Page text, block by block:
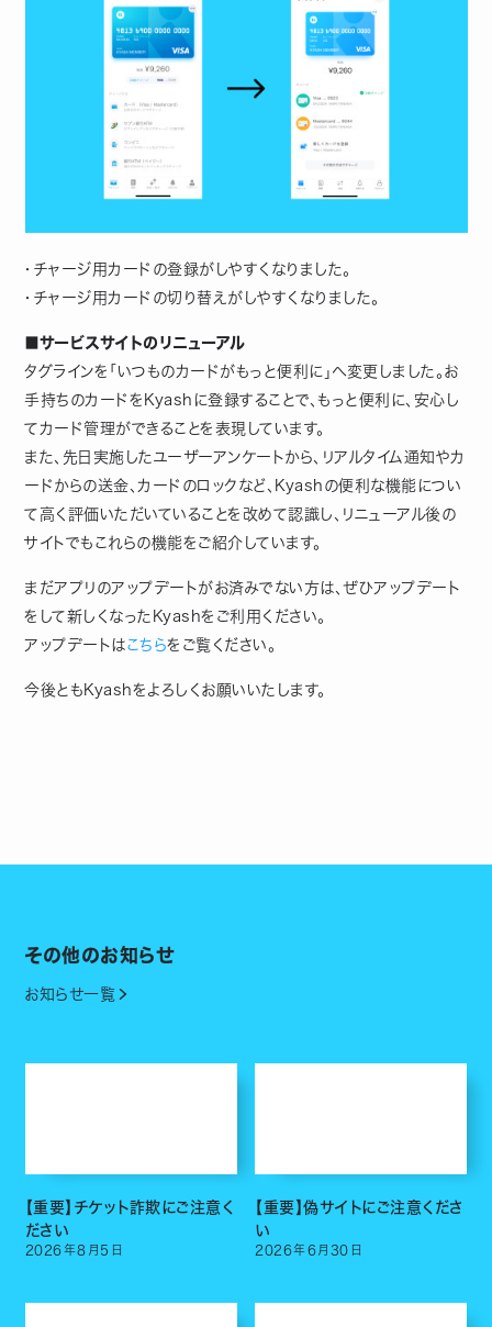
・チャージ用カードの登録がしやすくなりました。
・チャージ用カードの切り替えがしやすくなりました。
■サービスサイトのリニューアル
タグラインを「いつものカードがもっと便利に」へ変更しました。お
手持ちのカードをKyashに登録することで、もっと便利に、安心し
てカード管理ができることを表現しています。
また、先日実施したユーザーアンケートから、リアルタイム通知やカ
ードからの送金、カードのロックなど、Kyashの便利な機能につい
て高く評価いただいていることを改めて認識し、リニューアル後の
サイトでもこれらの機能をご紹介しています。
まだアプリのアップデートがお済みでない方は、ぜひアップデート
をして新しくなったKyashをご利用ください。
アップデートはこちらをご覧ください。
今後ともKyashをよろしくお願いいたします。
その他のお知らせ
お知らせ一覧
【重要】チケット詐欺にご注意く
ださい
2026年8 月 5 日
【重要】偽サイトにご注意くださ
い
2026年6月 30 日